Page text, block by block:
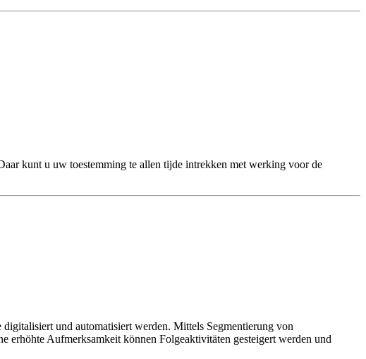
kunt u uw toestemming te allen tijde intrekken met werking voor de
und automatisiert werden. Mittels Segmentierung von
erhöhte Aufmerksamkeit können Folgeaktivitäten gesteigert werden und